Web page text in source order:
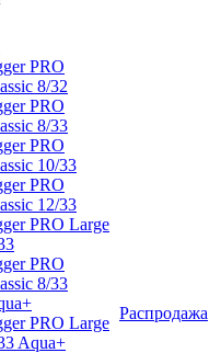
PRO
8/32
PRO
8/33
PRO
10/33
PRO
12/33
PRO Large
PRO
8/33
PRO Large
Aqua+
Распродажа